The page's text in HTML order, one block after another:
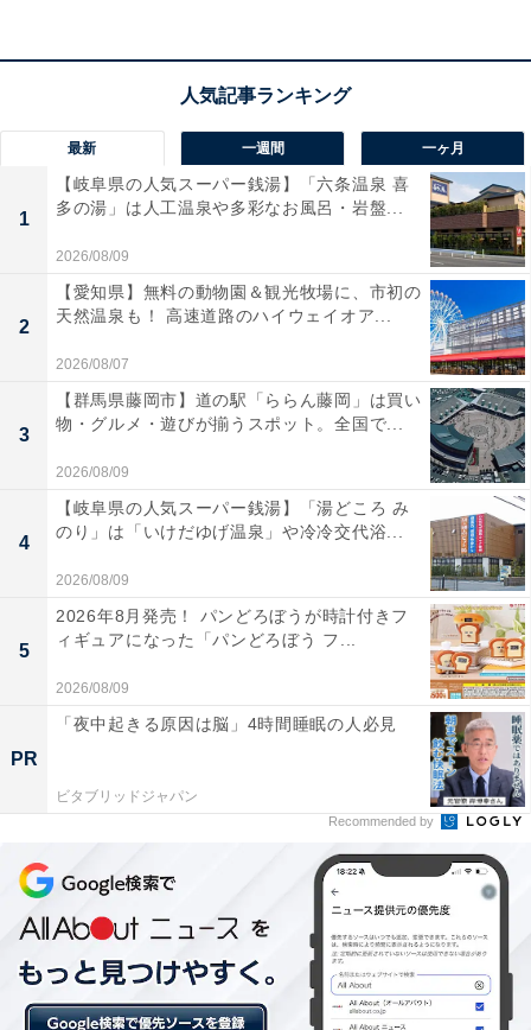
シウマイ弁当ポーチ 中面
発売について 崎陽軒公式ツイッター
が発表すると、「ほ
しい」「かわいい」「シウマイ食べたくなる」と早くも
話題に。
サイズ感もほぼ同じで本物そっくり!?
「昔ながらのシウマイポーチ
」のサイズは約22×11.5×高
最新 一週間 一ヶ月
1
【岐阜県の人気スーパー銭湯】「六条温泉 喜
多の湯」は人工温泉や多彩なお風呂・岩盤...
2026/08/09
2
【愛知県】無料の動物園＆観光牧場に、市初の
天然温泉も！ 高速道路のハイウェイオア...
2026/08/07
3
【群馬県藤岡市】道の駅「ららん藤岡」は買い
物・グルメ・遊びが揃うスポット。全国で...
2026/08/09
4
【岐阜県の人気スーパー銭湯】「湯どころ み
のり」は「いけだゆげ温泉」や冷冷交代浴...
2026/08/09
5
2026年8月発売！ パンどろぼうが時計付きフ
ィギュアになった「パンどろぼう フ...
2026/08/09
PR
「夜中起きる原因は脳」4時間睡眠の人必見
ビタブリッドジャパン
Recommended by